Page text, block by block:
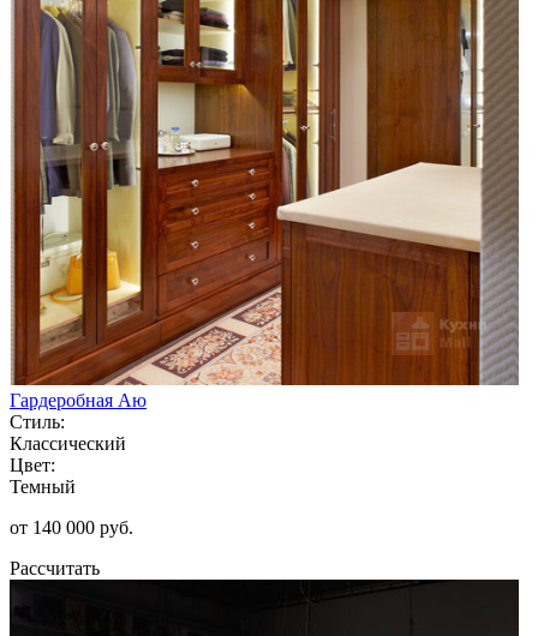
Гардеробная Аю
Стиль:
Классический
Цвет:
Темный
от 140 000 руб.
Рассчитать